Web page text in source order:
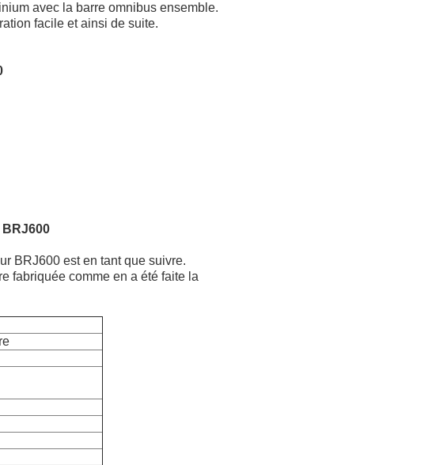
avec la barre omnibus ensemble.
facile et ainsi de suite.
BRJ600 est en tant que suivre.
fabriquée comme en a été faite la